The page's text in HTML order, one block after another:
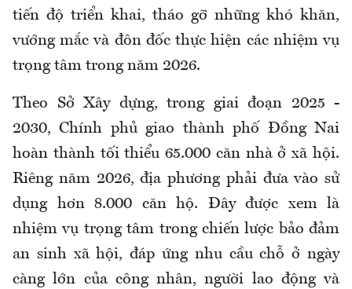
tiến độ triển khai, tháo gỡ những khó khăn,
vướng mắc và đôn đốc thực hiện các nhiệm vụ
trọng tâm trong năm 2026.
Theo Sở Xây dựng, trong giai đoạn 2025 -
2030, Chính phủ giao thành phố Đồng Nai
hoàn thành tối thiểu 65.000 căn nhà ở xã hội.
Riêng năm 2026, địa phương phải đưa vào sử
dụng hơn 8.000 căn hộ. Đây được xem là
nhiệm vụ trọng tâm trong chiến lược bảo đảm
an sinh xã hội, đáp ứng nhu cầu chỗ ở ngày
càng lớn của công nhân, người lao động và